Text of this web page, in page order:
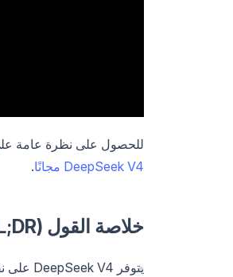
للحصول على نظرة عامة
DeepSeek V4 مجانًا
.
خلاصة القول (TL;DR)
يتوفر DeepSeek V4 على نقطة النهاية